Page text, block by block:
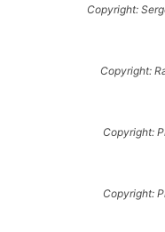
Copyright:
Copyright:
Copyright:
Copyright: